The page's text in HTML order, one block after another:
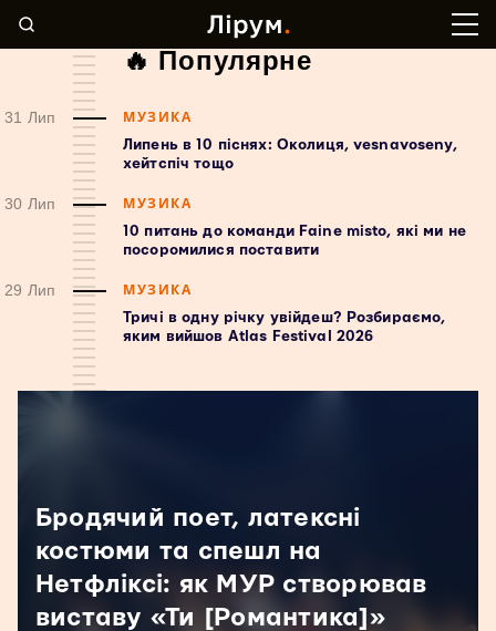
🔥 Популярне
31 Лип МУЗИКА
Липень в 10 піснях: Околиця, vesnavoseny,
хейтспіч тощо
30 Лип МУЗИКА
10 питань до команди Faine misto, які ми не
посоромилися поставити
29 Лип МУЗИКА
Тричі в одну річку увійдеш? Розбираємо,
яким вийшов Atlas Festival 2026
Бродячий поет, латексні
костюми та спешл на
Нетфліксі: як МУР створював
виставу «Ти [Романтика]»